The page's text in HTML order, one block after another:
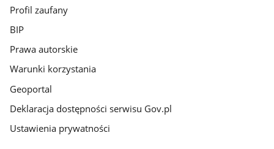
Profil zaufany
BIP
Prawa autorskie
Warunki korzystania
Geoportal
Deklaracja dostępności serwisu Gov.pl
Ustawienia prywatności